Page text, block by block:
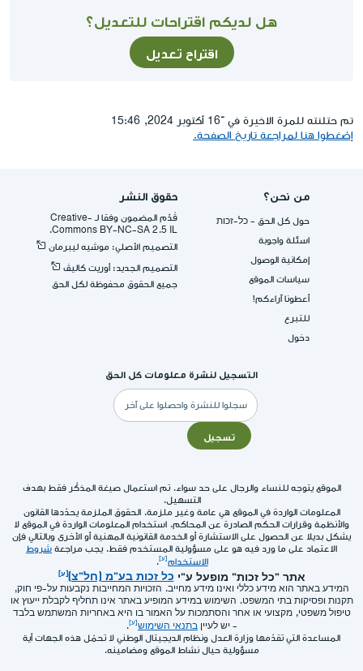
هل لديكم اقتراحات للتعديل؟
اقتراح تعديل
تم حتلنته للمرة الاخيرة في ־16 أكتوبر 2024, 15:46
إضغطوا هنا لمراجعة تاريخ الصفحة.
من نحن؟
حول كل الحق - כל-זכות
اسئلة واجوبة
إمكانية الوصول
سياسات الموقع
أعطونا آراءكم!
للتبرع
دخول
حقوق النشر
قُدِّم المضمون وفقا لـ -Creative
Commons BY-NC-SA 2.5 IL.
التصميم الأصلي: موشيه ليبرمان
التصميم الجديد: أوريت كاليڤ
جميع الحقوق محفوظة لكل الحق
التسجيل لنشرة معلومات كل الحق
البريد
الإلكتروني
تسجيل
الموقع يتوجه للنساء والرجال على حد سواء. تم استعمال صيغة المذكّر فقط بهدف
التسهيل.
المعلومات الواردة في الموقع هي عامة وغير ملزمة. الحقوق الملزمة يحدّدها القانون
والأنظمة وقرارات الحكم الصادرة عن المحاكم. استخدام المعلومات الواردة في الموقع لا
يشكل بديلا عن الحصول على الاستشارة أو الخدمة القانونية المهنية أو الأخرى وبالتالي فإن
الاعتماد على ما ورد فيه هو على مسؤولية المستخدم فقط. يجب مراجعة شروط
الاستخدام
.
אתר "כל זכות" מופעל ע"י כל זכות בע"מ (חל"צ)
המידע באתר הוא מידע כללי ואינו מידע מחייב. הזכויות המחייבות נקבעות על-פי חוק,
תקנות ופסיקות בתי המשפט. השימוש במידע המופיע באתר אינו תחליף לקבלת ייעוץ או
טיפול משפטי, מקצועי או אחר והסתמכות על האמור בו היא באחריות המשתמש בלבד
- יש לעיין בתנאי השימוש
.
المساعدة التي تقدّمها وزارة العدل ونظام الديجيتال الوطني لا تحمّل هذه الجهات أية
مسؤولية حيال نشاط الموقع ومضامينه.